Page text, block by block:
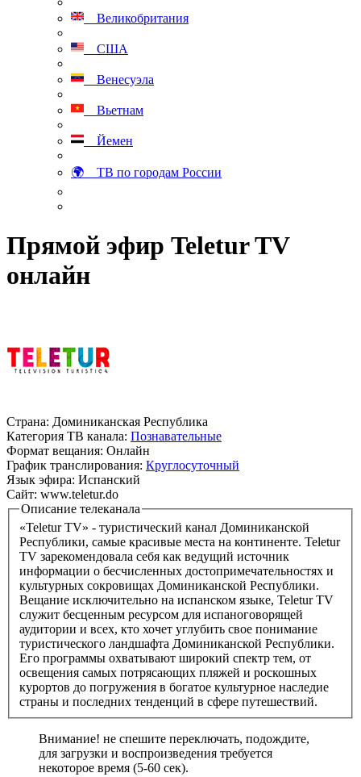
Великобритания
США
Венесуэла
Вьетнам
Йемен
🌍 ТВ по городам России
Прямой эфир Teletur TV
онлайн
Страна: Доминиканская Республика
Категория ТВ канала: Познавательные
Формат вещания: Онлайн
График транслирования: Круглосуточный
Язык эфира: Испанский
Сайт: www.teletur.do
Описание телеканала
«Teletur TV» - туристический канал Доминиканской
Республики, самые красивые места на континенте. Teletur
TV зарекомендовала себя как ведущий источник
информации о бесчисленных достопримечательностях и
культурных сокровищах Доминиканской Республики.
Вещание исключительно на испанском языке, Teletur TV
служит бесценным ресурсом для испаноговорящей
аудитории и всех, кто хочет углубить свое понимание
туристического ландшафта Доминиканской Республики.
Его программы охватывают широкий спектр тем, от
освещения самых потрясающих пляжей и роскошных
курортов до погружения в богатое культурное наследие
страны и последних тенденций в сфере путешествий.
Внимание! не спешите переключать, подождите,
для загрузки и воспроизведения требуется
некоторое время (5-60 сек).